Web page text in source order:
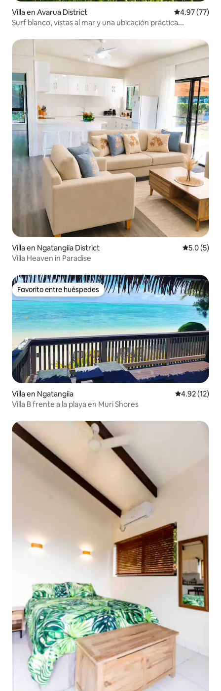
Villa en Avarua District Calificación
4.97 (77)
Surf blanco, vistas al mar y una ubicación práctica...
Villa en Ngatangiia District
5.0 (5)
Villa Heaven in Paradise
Favorito entre huéspedes
Favorito entre huéspedes
Villa en Ngatangiia Calificación
4.92 (12)
Villa B frente a la playa en Muri Shores